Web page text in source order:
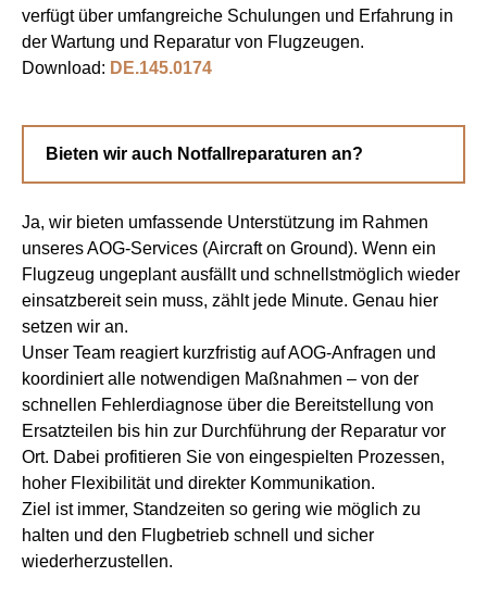
verfügt über umfangreiche Schulungen und Erfahrung in
der Wartung und Reparatur von Flugzeugen.
Download: DE.145.0174
Bieten wir auch Notfallreparaturen an?
Ja, wir bieten umfassende Unterstützung im Rahmen
unseres AOG-Services (Aircraft on Ground). Wenn ein
Flugzeug ungeplant ausfällt und schnellstmöglich wieder
einsatzbereit sein muss, zählt jede Minute. Genau hier
setzen wir an.
Unser Team reagiert kurzfristig auf AOG-Anfragen und
koordiniert alle notwendigen Maßnahmen – von der
schnellen Fehlerdiagnose über die Bereitstellung von
Ersatzteilen bis hin zur Durchführung der Reparatur vor
Ort. Dabei profitieren Sie von eingespielten Prozessen,
hoher Flexibilität und direkter Kommunikation.
Ziel ist immer, Standzeiten so gering wie möglich zu
halten und den Flugbetrieb schnell und sicher
wiederherzustellen.